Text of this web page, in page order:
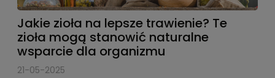
Jakie zioła na lepsze trawienie? Te
zioła mogą stanowić naturalne
wsparcie dla organizmu
21-05-2025